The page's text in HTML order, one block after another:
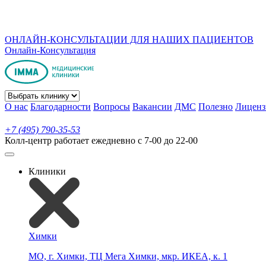
ОНЛАЙН-КОНСУЛЬТАЦИИ ДЛЯ НАШИХ ПАЦИЕНТОВ
Онлайн-Консультация
О нас Благодарности Вопросы Вакансии ДМС Полезно
+7 (495) 790-35-53
Колл-центр работает ежедневно с 7-00 до 22-00
Клиники
Химки
МО, г. Химки, ТЦ Мега Химки, мкр. ИКЕА, к. 1